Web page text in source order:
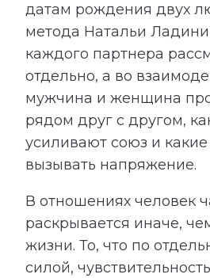
датам рождения двух
метода Натальи
каждого партнера
отдельно, а во
мужчина и женщина
рядом друг с другом,
усиливают союз и
вызывать напряжение.
В отношениях человек
раскрывается иначе,
жизни. То, что по
силой,